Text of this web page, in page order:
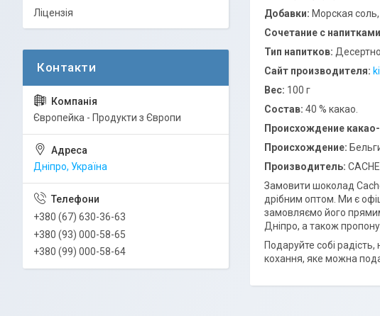
Добавки: Морская
Сочетание с
Тип напитков:
Сайт производителя:
Вес: 100 г
Состав: 40 % какао.
Происхождение
Происхождение:
Производитель:
Замовити шоколад
дрібним оптом. Ми є
замовляємо його
Дніпро, а також
Подаруйте собі
кохання, яке можна
Ліцензія
Європейка - Продукти з Європи
Дніпро, Україна
+380 (67) 630-36-63
+380 (93) 000-58-65
+380 (99) 000-58-64